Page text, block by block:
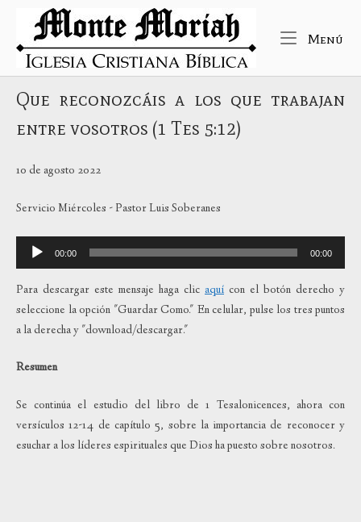
contenido
Inicio
Menú
Que reconozcáis a los que trabajan
entre vosotros (1 Tes 5:12)
10 de agosto 2022
Servicio Miércoles - Pastor Luis Soberanes
Reproductor
de
audio
00:00 00:00
Para descargar este mensaje haga clic aquí con el botón derecho y
seleccione la opción "Guardar Como." En celular, pulse los tres puntos
a la derecha y "download/descargar."
Resumen
Se continúa el estudio del libro de 1 Tesalonicences, ahora con
versículos 12-14 de capítulo 5, sobre la importancia de reconocer y
esuchar a los líderes espirituales que Dios ha puesto sobre nosotros.